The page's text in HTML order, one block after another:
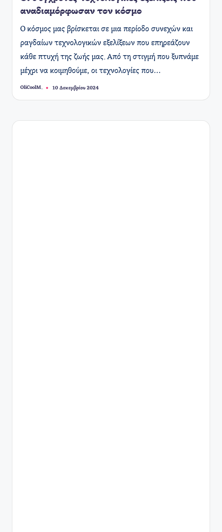
αναδιαμόρφωσαν τον κόσμο
Ο κόσμος μας βρίσκεται σε μια περίοδο συνεχών και
ραγδαίων τεχνολογικών εξελίξεων που επηρεάζουν
κάθε πτυχή της ζωής μας. Από τη στιγμή που ξυπνάμε
μέχρι να κοιμηθούμε, οι τεχνολογίες που…
Συγγραφέας:
OliCoolM. 10 Δεκεμβρίου 2024